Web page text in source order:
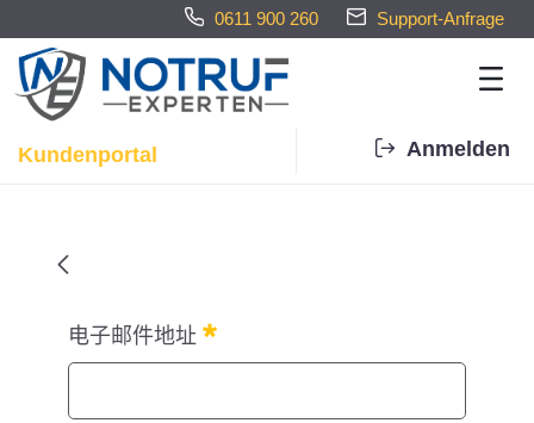
0611 900 260 Support-Anfrage
Kundenportal Anmelden
忘记密码
电子邮件地址
必需的